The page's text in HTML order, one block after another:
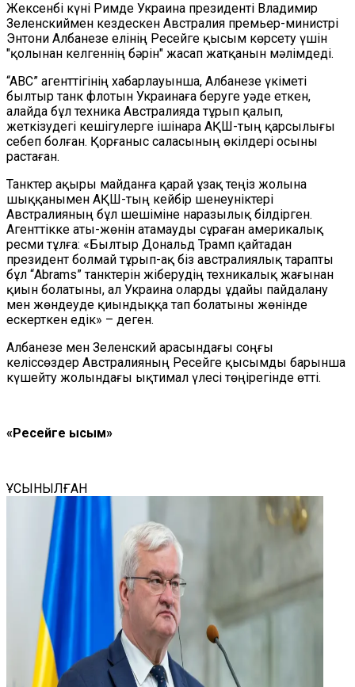
Жексенбі күні Римде Украина президенті Владимир
Зеленскиймен кездескен Австралия премьер-министрі
Энтони Албанезе елінің Ресейге қысым көрсету үшін
"қолынан келгеннің бәрін" жасап жатқанын мәлімдеді.
“ABC” агенттігінің хабарлауынша, Албанезе үкіметі
былтыр танк флотын Украинаға беруге уәде еткен,
алайда бұл техника Австралияда тұрып қалып,
жеткізудегі кешігулерге ішінара АҚШ-тың қарсылығы
себеп болған. Қорғаныс саласының өкілдері осыны
растаған.
Танктер ақыры майданға қарай ұзақ теңіз жолына
шыққанымен АҚШ-тың кейбір шенеуніктері
Австралияның бұл шешіміне наразылық білдірген.
Агенттікке аты-жөнін атамауды сұраған америкалық
ресми тұлға: «Былтыр Дональд Трамп қайтадан
президент болмай тұрып-ақ біз австралиялық тарапты
бұл “Abrams” танктерін жіберудің техникалық жағынан
қиын болатыны, ал Украина оларды ұдайы пайдалану
мен жөндеуде қиындыққа тап болатыны жөнінде
ескерткен едік» – деген.
Албанезе мен Зеленский арасындағы соңғы
келіссөздер Австралияның Ресейге қысымды барынша
күшейту жолындағы ықтимал үлесі төңірегінде өтті.
«Ресейге қысым»
ҰСЫНЫЛҒАН